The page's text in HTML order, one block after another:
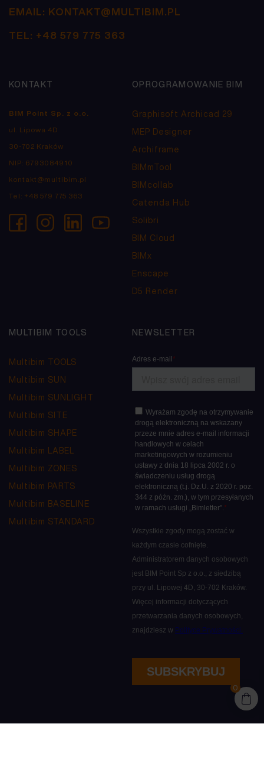
EMAIL: KONTAKT@MULTIBIM.PL
TEL: +48 579 775 363
KONTAKT
BIM Point Sp. z o.o.
ul. Lipowa 4D
30-702 Kraków
NIP: 6793084910
kontakt@multibim.pl
Tel: +48 579 775 363
OPROGRAMOWANIE BIM
Graphisoft Archicad 29
MEP Designer
Archiframe
BIMmTool
BIMcollab
Catenda Hub
Solibri
BIM Cloud
BIMx
Enscape
D5 Render
MULTIBIM TOOLS
Multibim TOOLS
Multibim SUN
Multibim SUNLIGHT
Multibim SITE
Multibim SHAPE
Multibim LABEL
Multibim ZONES
Multibim PARTS
Multibim BASELINE
Multibim STANDARD
NEWSLETTER
0